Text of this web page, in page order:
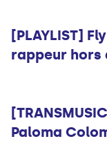
[PLAYLIST]
rappeur hors
Paloma